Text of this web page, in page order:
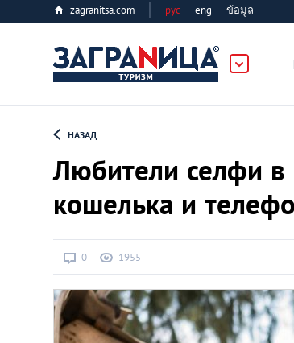
zagranitsa.com рус eng ข้อมูล
Алматы
Афины
НАЗАД
Любители селфи в
кошелька и
0 1955